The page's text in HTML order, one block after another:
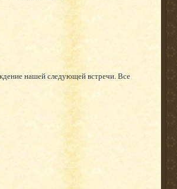
нашей следующей встречи. Все